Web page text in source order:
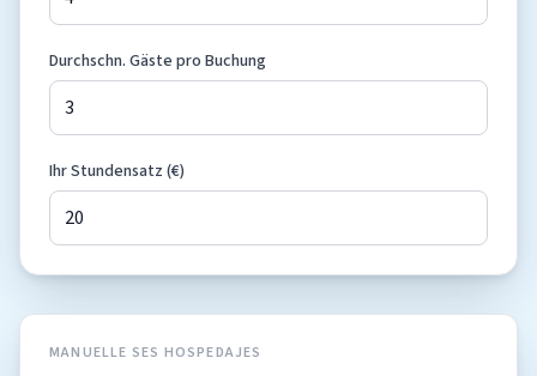
Durchschn. Gäste pro Buchung
Ihr Stundensatz (€)
MANUELLE SES HOSPEDAJES